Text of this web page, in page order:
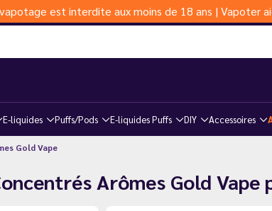
est interdite aux moins de 18 ans | Vapoter
E-liquides Puffs/Pods E-liquides Puffs DIY Accessoires
Gold Vape
Arômes Gold Vape